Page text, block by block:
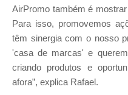
AirPromo também é
Para isso, promovemos
têm sinergia com o nosso
'casa de marcas' e
criando produtos e
afora”, explica Rafael.